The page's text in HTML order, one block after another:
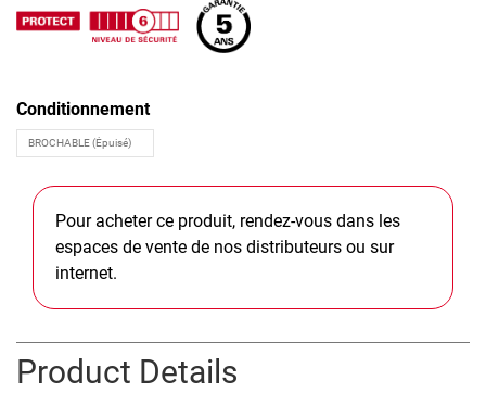
Conditionnement
Pour acheter ce produit, rendez-vous dans les
espaces de vente de nos distributeurs ou sur
internet.
Product Details